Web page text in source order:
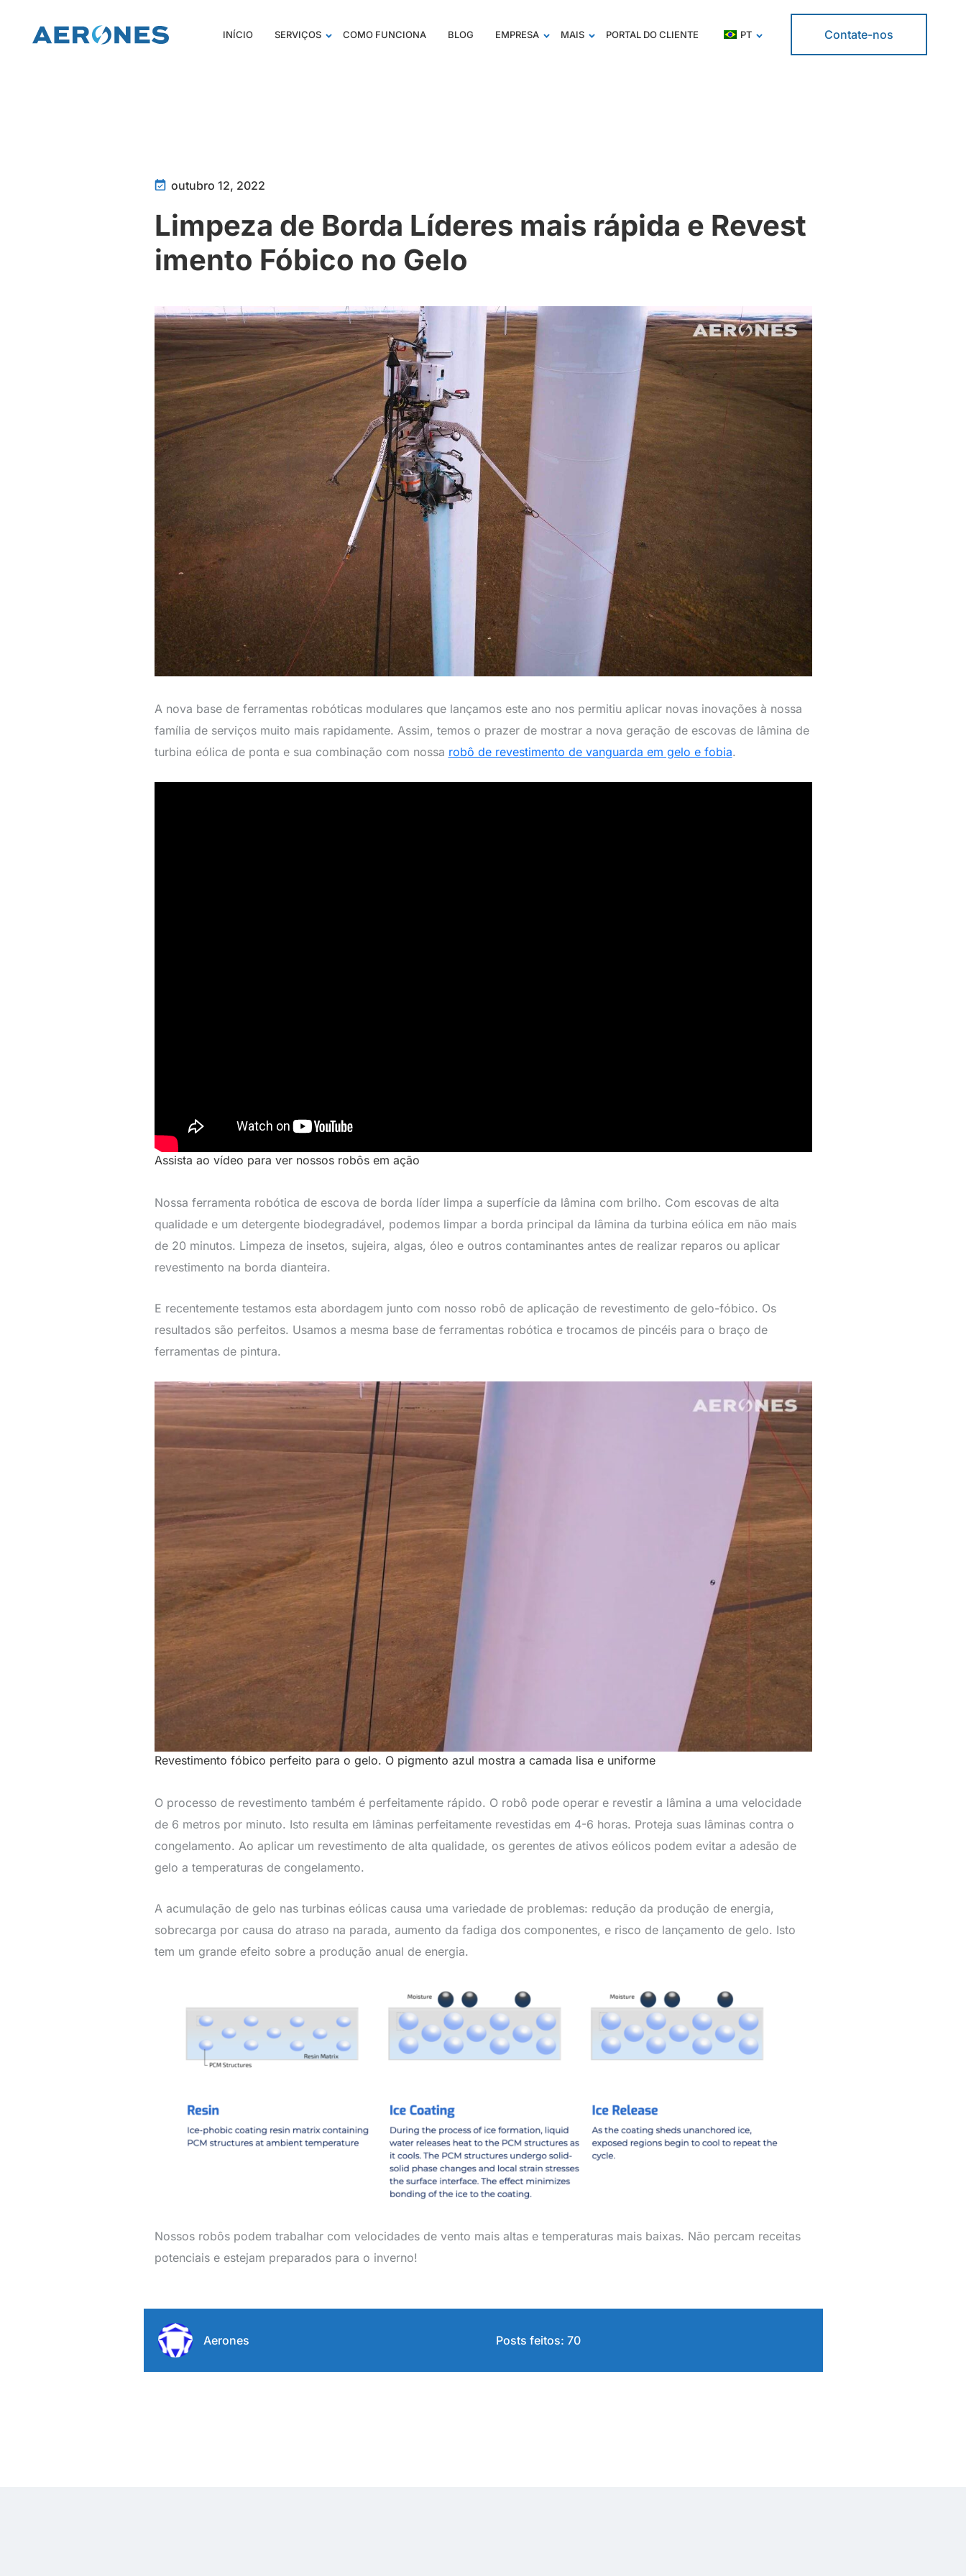
INÍCIO SERVIÇOS COMO FUNCIONA BLOG EMPRESA MAIS PORTAL DO CLIENTE PT Contate-nos
outubro 12, 2022
Limpeza de Borda Líderes mais rápida e Revest
imento Fóbico no Gelo
A nova base de ferramentas robóticas modulares que lançamos este ano nos permitiu aplicar novas inovações à nossa
família de serviços muito mais rapidamente. Assim, temos o prazer de mostrar a nova geração de escovas de lâmina de
turbina eólica de ponta e sua combinação com nossa robô de revestimento de vanguarda em gelo e fobia.
Assista ao vídeo para ver nossos robôs em ação
Nossa ferramenta robótica de escova de borda líder limpa a superfície da lâmina com brilho. Com escovas de alta
qualidade e um detergente biodegradável, podemos limpar a borda principal da lâmina da turbina eólica em não mais
de 20 minutos. Limpeza de insetos, sujeira, algas, óleo e outros contaminantes antes de realizar reparos ou aplicar
revestimento na borda dianteira.
E recentemente testamos esta abordagem junto com nosso robô de aplicação de revestimento de gelo-fóbico. Os
resultados são perfeitos. Usamos a mesma base de ferramentas robótica e trocamos de pincéis para o braço de
ferramentas de pintura.
Revestimento fóbico perfeito para o gelo. O pigmento azul mostra a camada lisa e uniforme
O processo de revestimento também é perfeitamente rápido. O robô pode operar e revestir a lâmina a uma velocidade
de 6 metros por minuto. Isto resulta em lâminas perfeitamente revestidas em 4-6 horas. Proteja suas lâminas contra o
congelamento. Ao aplicar um revestimento de alta qualidade, os gerentes de ativos eólicos podem evitar a adesão de
gelo a temperaturas de congelamento.
A acumulação de gelo nas turbinas eólicas causa uma variedade de problemas: redução da produção de energia,
sobrecarga por causa do atraso na parada, aumento da fadiga dos componentes, e risco de lançamento de gelo. Isto
tem um grande efeito sobre a produção anual de energia.
Nossos robôs podem trabalhar com velocidades de vento mais altas e temperaturas mais baixas. Não percam receitas
potenciais e estejam preparados para o inverno!
Aerones Posts feitos: 70